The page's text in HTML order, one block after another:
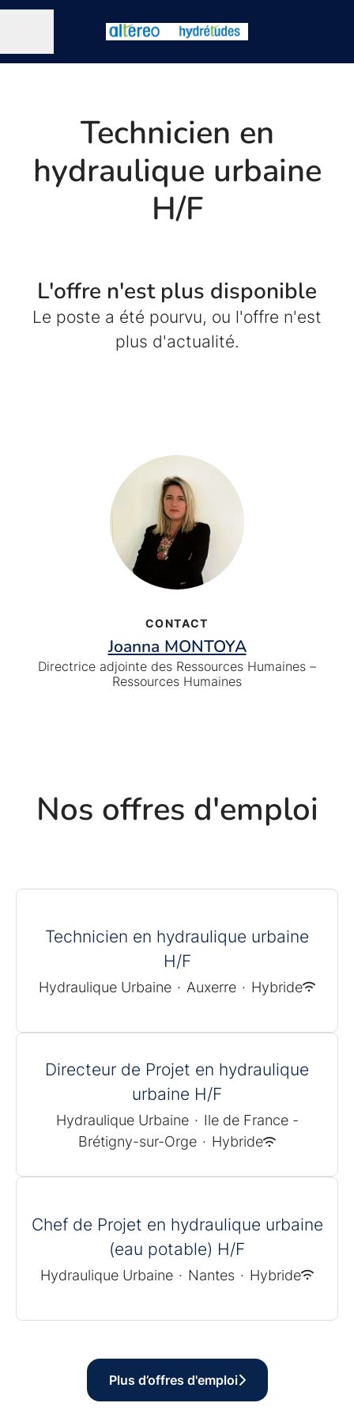
MENU CARRIÈRE
Partager la page
Technicien en
hydraulique urbaine
H/F
L'offre n'est plus disponible
Le poste a été pourvu, ou l'offre n'est
plus d'actualité.
CONTACT
Joanna MONTOYA
Directrice adjointe des Ressources Humaines –
Ressources Humaines
Nos offres d'emploi
Technicien en hydraulique urbaine
H/F
Hydraulique Urbaine · Auxerre · Hybride
Directeur de Projet en hydraulique
urbaine H/F
Hydraulique Urbaine · Ile de France -
Brétigny-sur-Orge · Hybride
Chef de Projet en hydraulique urbaine
(eau potable) H/F
Hydraulique Urbaine · Nantes · Hybride
Plus d’offres d'emploi